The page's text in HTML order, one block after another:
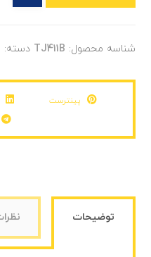
شناسه محصول: TJ411B دسته:
پینترست
توضیحات